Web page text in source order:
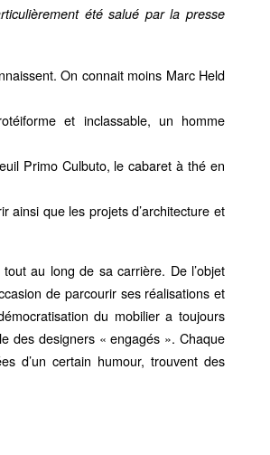
été salué par la presse
On connait moins Marc Held
et inclassable, un homme
Primo Culbuto, le cabaret à thé en
ainsi que les projets d’architecture et
au long de sa carrière. De l’objet
de parcourir ses réalisations et
du mobilier a toujours
des designers « engagés ». Chaque
d’un certain humour, trouvent des